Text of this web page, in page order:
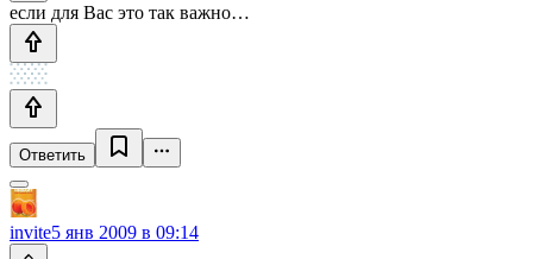
если для Вас это так важно…
Ответить
invite5 янв 2009 в 09:14